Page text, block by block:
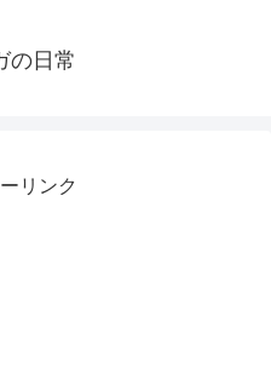
の日常
リンク